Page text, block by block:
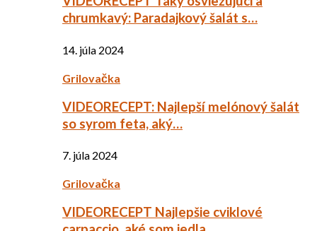
chrumkavý: Paradajkový šalát s…
14. júla 2024
Grilovačka
VIDEORECEPT: Najlepší melónový šalát
so syrom feta, aký…
7. júla 2024
Grilovačka
VIDEORECEPT Najlepšie cviklové